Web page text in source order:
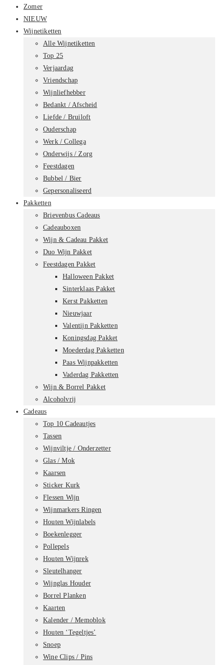
Zomer
NIEUW
Wijnetiketten
Alle Wijnetiketten
Top 25
Verjaardag
Vriendschap
Wijnliefhebber
Bedankt / Afscheid
Liefde / Bruiloft
Ouderschap
Werk / Collega
Onderwijs / Zorg
Feestdagen
Bubbel / Bier
Gepersonaliseerd
Pakketten
Brievenbus Cadeaus
Cadeauboxen
Wijn & Cadeau Pakket
Duo Wijn Pakket
Feestdagen Pakket
Halloween Pakket
Sinterklaas Pakket
Kerst Pakketten
Nieuwjaar
Valentijn Pakketten
Koningsdag Pakket
Moederdag Pakketten
Paas Wijnpakketten
Vaderdag Pakketten
Wijn & Borrel Pakket
Alcoholvrij
Cadeaus
Top 10 Cadeautjes
Tassen
Wijnviltje / Onderzetter
Glas / Mok
Kaarsen
Sticker Kurk
Flessen Wijn
Wijnmarkers Ringen
Houten Wijnlabels
Boekenlegger
Pollepels
Houten Wijnrek
Sleutelhanger
Wijnglas Houder
Borrel Planken
Kaarten
Kalender / Memoblok
Houten ‘Tegeltjes’
Snoep
Wine Clips / Pins